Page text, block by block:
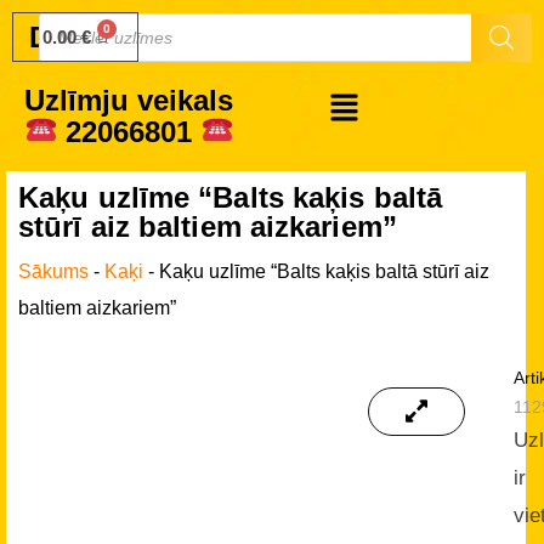
Druku.lv
0.00€
Uzlīmju veikals
22066801
Kaķu uzlīme “Balts kaķis baltā
stūrī aiz baltiem aizkariem”
Sākums - Kaķi - Kaķu uzlīme “Balts kaķis baltā stūrī aiz
baltiem aizkariem”
ir